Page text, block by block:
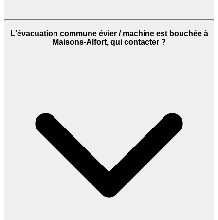
L'évacuation commune évier / machine est bouchée à
Maisons-Alfort, qui contacter ?